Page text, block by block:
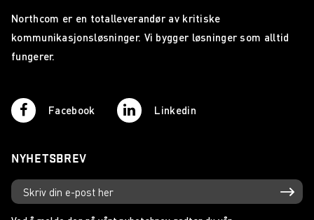
Northcom er en totalleverandør av kritiske
kommunikasjonsløsninger. Vi bygger løsninger som alltid
fungerer.
Facebook Linkedin
NYHETSBREV